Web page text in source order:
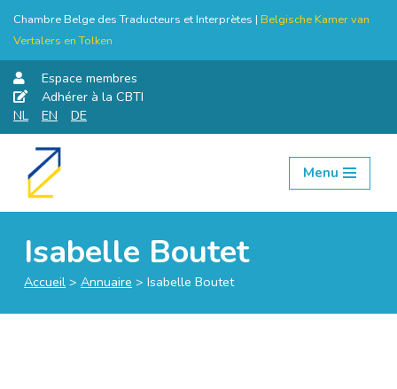
Chambre Belge des Traducteurs et Interprètes | Belgische Kamer van
Vertalers en Tolken
Espace membres
Adhérer à la CBTI
NL
EN DE
Aller
Menu
Isabelle Boutet
Accueil > Annuaire > Isabelle Boutet